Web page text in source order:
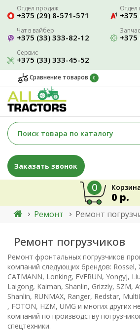
Отдел продаж
+375 (29) 8-571-571
Отдел
+375
Чат в вайбер
+375 (33) 333-82-12 +375
Сервис
+375 (33) 333-45-52
Сравнение товаров 0
Заказать звонок
0
0 р.
Ремонт Ремонт
Ремонт погрузчиков
Ремонт фронтальных погрузчиков
компаний следующих брендов: Rossel,
CATMANN, Lonking, EVERUN, Yongyj,
Laigong, Kaiman, Shanlin, Grizzly, SZM,
Shanlin, RUNMAX, Ranger, Redstar,
, FOTON, HZM, UMG и многих других
компаний по производству
спецтехники.